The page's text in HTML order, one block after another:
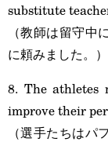
substitute
（教師は留守中
に頼みました。）
8. The athletes
improve their
（選手たちは